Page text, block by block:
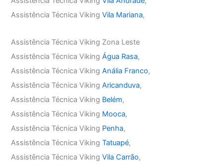
Assistência Técnica VikingVila Mariana,
Assistência Técnica Viking Zona Leste
Assistência Técnica VikingÁgua Rasa,
Assistência Técnica VikingAnália Franco,
Assistência Técnica VikingAricanduva,
Assistência Técnica Viking Belém,
Assistência Técnica Viking Mooca,
Assistência Técnica Viking Penha,
Assistência Técnica VikingTatuapé,
Assistência Técnica VikingVila Carrão,